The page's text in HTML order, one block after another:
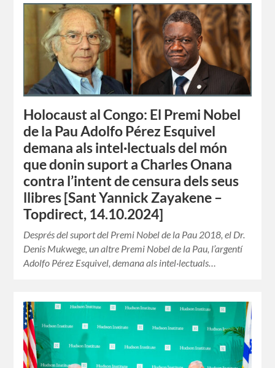
Holocaust al Congo: El Premi Nobel
de la Pau Adolfo Pérez Esquivel
demana als intel·lectuals del món
que donin suport a Charles Onana
contra l’intent de censura dels seus
llibres [Sant Yannick Zayakene –
Topdirect, 14.10.2024]
Després del suport del Premi Nobel de la Pau 2018, el Dr.
Denis Mukwege, un altre Premi Nobel de la Pau, l’argentí
Adolfo Pérez Esquivel, demana als intel·lectuals…